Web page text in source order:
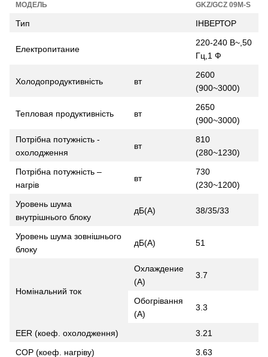
МОДЕЛЬ GKZ/GCZ 09M-S
Тип ІНВЕРТОР
Електропитание
220-240 В~,50
Гц,1 Ф
Холодопродуктивність вт
2600
(900~3000)
Тепловая продуктивність вт
2650
(900~3000)
Потрібна потужність -
охолодження
вт
810
(280~1230)
Потрібна потужність –
нагрів
вт
730
(230~1200)
Уровень шума
внутрішнього блоку
дБ(А) 38/35/33
Уровень шума зовнішнього
блоку
дБ(А) 51
Номінальний ток
Охлаждение
(A)
3.7
Обогрівання
(А)
3.3
EER (коеф. охолодження)
3.21
COP (коеф. нагріву)
3.63